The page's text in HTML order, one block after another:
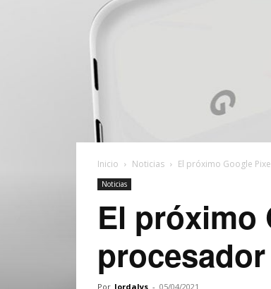
Inicio Noticias El próximo Google
Noticias
El próximo
Por Jordalys - 05/04/2021